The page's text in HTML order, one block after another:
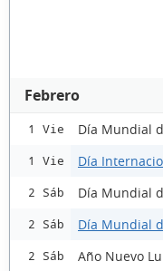
Febrero
1 Vie Día Mundial
1 Vie Día
2 Sáb Día Mundial
2 Sáb Día Mundial
2 Sáb Año Nuevo